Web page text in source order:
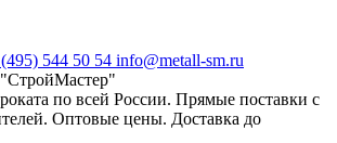
544 50 54 info@metall-sm.ru
по всей России. Прямые поставки с
Оптовые цены. Доставка до